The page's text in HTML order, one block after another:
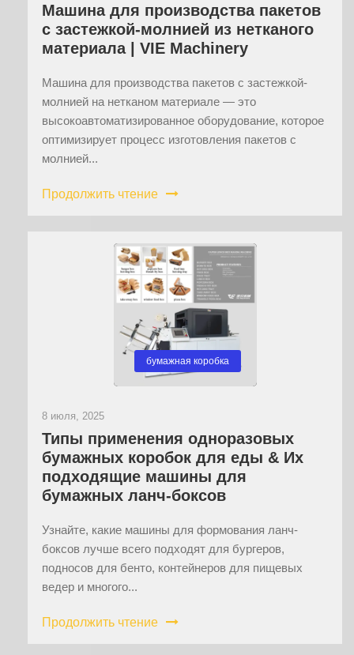
Машина для производства пакетов
с застежкой-молнией из нетканого
материала | VIE Machinery
Машина для производства пакетов с застежкой-
молнией на нетканом материале — это
высокоавтоматизированное оборудование, которое
оптимизирует процесс изготовления пакетов с
молнией...
Продолжить чтение
бумажная коробка
8 июля, 2025
Типы применения одноразовых
бумажных коробок для еды & Их
подходящие машины для
бумажных ланч-боксов
Узнайте, какие машины для формования ланч-
боксов лучше всего подходят для бургеров,
подносов для бенто, контейнеров для пищевых
ведер и многого...
Продолжить чтение